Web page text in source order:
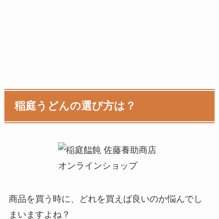
稲庭うどんの選び方は？
商品を買う時に、どれを買えば良いのか悩んでし
まいますよね？